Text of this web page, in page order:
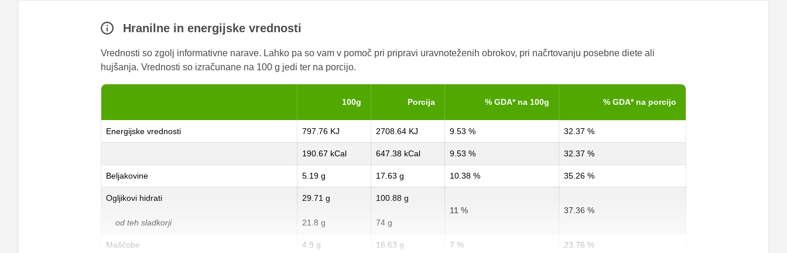
Hranilne in energijske vrednosti
Vrednosti so zgolj informativne narave. Lahko pa so vam v pomoč pri pripravi uravnoteženih obrokov, pri načrtovanju posebne diete ali
hujšanja. Vrednosti so izračunane na 100 g jedi ter na porcijo.
100g Porcija % GDA* na 100g % GDA* na porcijo
Energijske vrednosti 797.76 KJ 2708.64 KJ 9.53 % 32.37 %
190.67 kCal 647.38 kCal 9.53 % 32.37 %
Beljakovine 5.19 g 17.63 g 10.38 % 35.26 %
Ogljikovi hidrati
od teh sladkorji
29.71 g
21.8 g
100.88 g
74 g
11 % 37.36 %
Maščobe 4.9 g 16.63 g 7 % 23.76 %